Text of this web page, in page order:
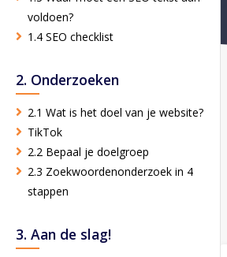
voldoen?
1.4 SEO checklist
2. Onderzoeken
2.1 Wat is het doel van je website?
TikTok
2.2 Bepaal je doelgroep
2.3 Zoekwoordenonderzoek in 4
stappen
3. Aan de slag!